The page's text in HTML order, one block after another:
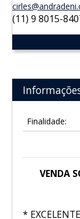
(11) 9 8015-
Finalidade:
VENDA
*